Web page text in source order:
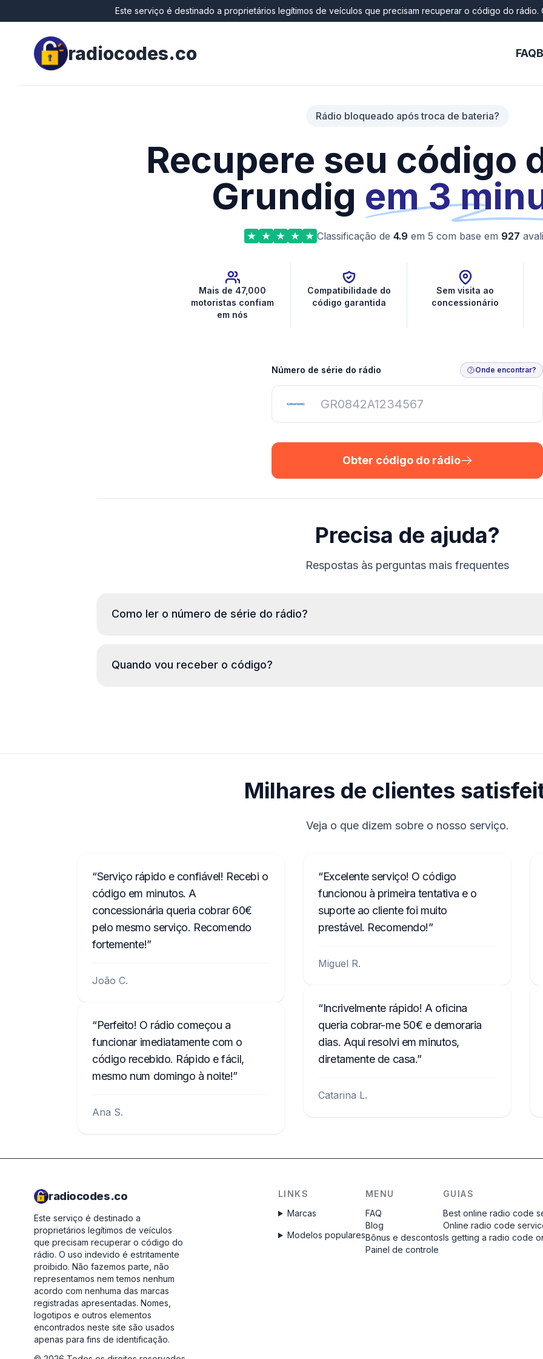
Este serviço é destinado a proprietários legítimos de veículos que precisam recuperar o código do
radiocodes.co FAQ
Rádio bloqueado após troca de bateria?
Recupere seu código
Grundig em 3
Classificação de 4.9 em 5 com base em 927
Mais de 47,000
motoristas confiam
em nós
Compatibilidade do
código garantida
Sem visita ao
concessionário
Número de série do rádio Onde encontrar?
Obter código do rádio
Precisa de ajuda?
Respostas às perguntas mais frequentes
Como ler o número de série do rádio?
Quando vou receber o código?
Milhares de clientes
Veja o que dizem sobre o nosso serviço.
Serviço rápido e confiável! Recebi o
código em minutos. A
concessionária queria cobrar 60€
pelo mesmo serviço. Recomendo
fortemente!
João C.
Perfeito! O rádio começou a
funcionar imediatamente com o
código recebido. Rápido e fácil,
mesmo num domingo à noite!
Ana S.
Excelente serviço! O código
funcionou à primeira tentativa e o
suporte ao cliente foi muito
prestável. Recomendo!
Miguel R.
Incrivelmente rápido! A oficina
queria cobrar-me 50€ e demoraria
dias. Aqui resolvi em minutos,
diretamente de casa.
Catarina L.
radiocodes.co
Este serviço é destinado a
proprietários legítimos de veículos
que precisam recuperar o código do
rádio. O uso indevido é estritamente
proibido. Não fazemos parte, não
representamos nem temos nenhum
acordo com nenhuma das marcas
registradas apresentadas. Nomes,
logotipos e outros elementos
encontrados neste site são usados
apenas para fins de identificação.
LINKS
Marcas
Modelos populares
MENU
FAQ
Blog
Bônus e descontos
Painel de controle
GUIAS
Best online radio code
Online radio code
Is getting a radio code